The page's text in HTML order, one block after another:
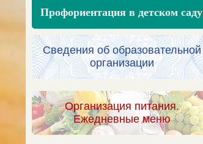
Профориентация в детском саду
Сведения об образовательной
организации
Организация питания.
Ежедневные меню